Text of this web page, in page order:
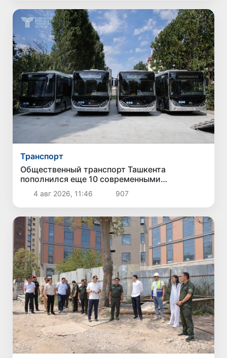
Транспорт
Общественный транспорт Ташкента
пополнился еще 10 современными
электробусами
4 авг 2026, 11:46 907